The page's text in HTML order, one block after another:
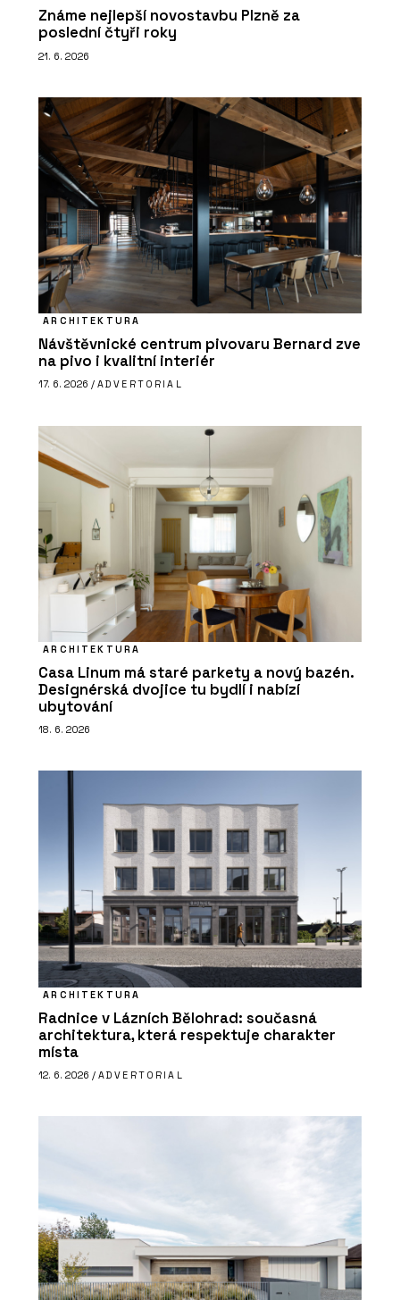
Známe nejlepší novostavbu Plzně za
poslední čtyři roky
21. 6. 2026
ARCHITEKTURA
Návštěvnické centrum pivovaru Bernard zve
na pivo i kvalitní interiér
17. 6. 2026 / ADVERTORIAL
ARCHITEKTURA
Casa Linum má staré parkety a nový bazén.
Designérská dvojice tu bydlí i nabízí
ubytování
18. 6. 2026
ARCHITEKTURA
Radnice v Lázních Bělohrad: současná
architektura, která respektuje charakter
místa
12. 6. 2026 / ADVERTORIAL